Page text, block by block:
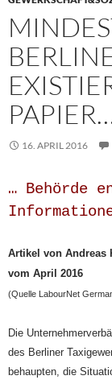
16. APRIL 2016
… Behörde
Artikel von Andreas
vom April 2016
(Quelle LabourNet
Die
des Berliner
behaupten, die